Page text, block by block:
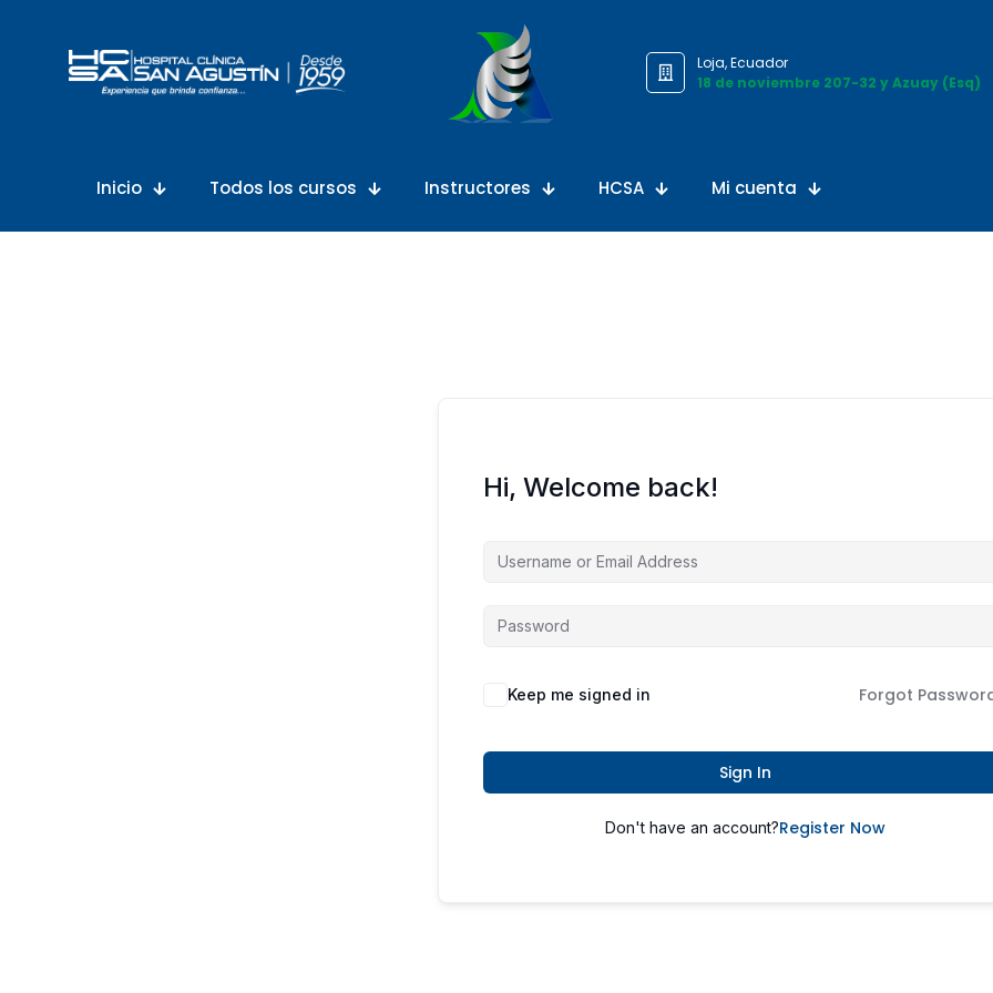
Loja, Ecuador
18 de noviembre 207-32 y Azuay (Esq)
Inicio Todos los cursos Instructores HCSA Mi cuenta
Hi, Welcome back!
Keep me signed in Forgot
Sign In
Don't have an account?Register Now